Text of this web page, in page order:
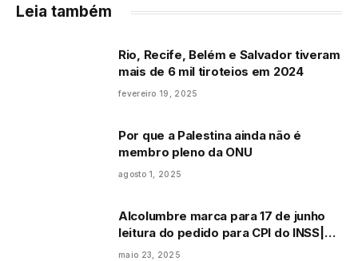
Leia também
Rio, Recife, Belém e Salvador tiveram
mais de 6 mil tiroteios em 2024
fevereiro 19, 2025
Por que a Palestina ainda não é
membro pleno da ONU
agosto 1, 2025
Alcolumbre marca para 17 de junho
leitura do pedido para CPI do INSS|
Agência Brasil
maio 23, 2025